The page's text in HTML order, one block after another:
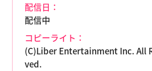
配信日：
配信中
コピーライト：
(C)Liber Entertainment Inc. All
ved.